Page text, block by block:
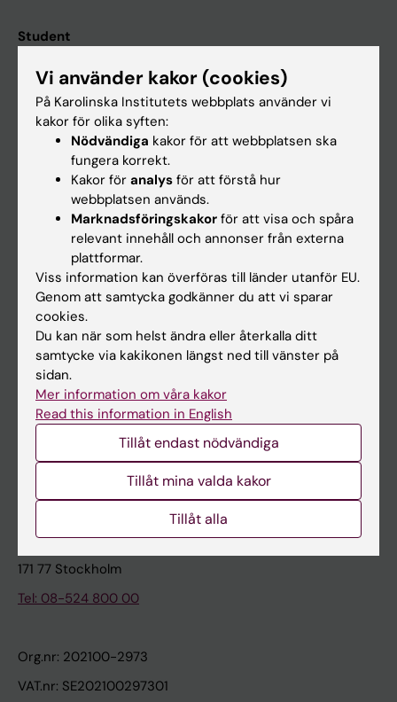
Student
Ladok
Canvas
Schema
Studentmejlen
Kurs- och programwebbar
Student på KI
Medarbetare
Medarbetarportalen
Kontakta och besök KI
Universitetsbiblioteket
Stöd forskning och utbildning
Karolinska Institutet Innovation
Kontakta presstjänsten
Karolinska Institutet
171 77 Stockholm
Tel: 08-524 800 00
Org.nr: 202100-2973
VAT.nr: SE202100297301
Vi använder kakor (cookies)
På Karolinska Institutets webbplats använder vi
kakor för olika syften:
Nödvändiga kakor för att webbplatsen ska
fungera korrekt.
Kakor för analys för att förstå hur
webbplatsen används.
Marknadsföringskakor för att visa och spåra
relevant innehåll och annonser från externa
plattformar.
Viss information kan överföras till länder utanför EU.
Genom att samtycka godkänner du att vi sparar
cookies.
Du kan när som helst ändra eller återkalla ditt
samtycke via kakikonen längst ned till vänster på
sidan.
Mer information om våra kakor
Read this information in English
Tillåt endast nödvändiga
Tillåt mina valda kakor
Tillåt alla